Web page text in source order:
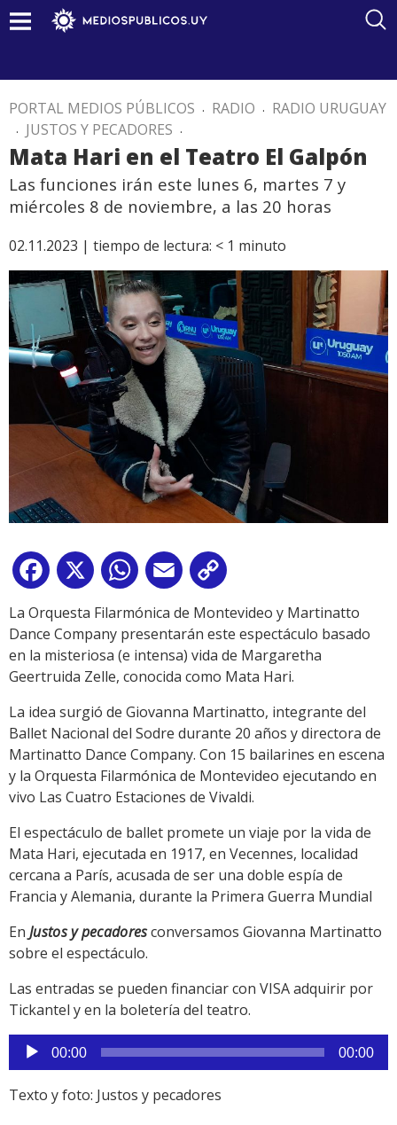
PORTAL MEDIOS PÚBLICOS . RADIO . RADIO URUGUAY
. JUSTOS Y PECADORES .
Mata Hari en el Teatro El Galpón
Las funciones irán este lunes 6, martes 7 y
miércoles 8 de noviembre, a las 20 horas
02.11.2023 | tiempo de lectura: < 1 minuto
Facebook
X WhatsApp
Email
Link
La Orquesta Filarmónica de Montevideo y Martinatto
Dance Company presentarán este espectáculo basado
en la misteriosa (e intensa) vida de Margaretha
Geertruida Zelle, conocida como Mata Hari.
La idea surgió de Giovanna Martinatto, integrante del
Ballet Nacional del Sodre durante 20 años y directora de
Martinatto Dance Company. Con 15 bailarines en escena
y la Orquesta Filarmónica de Montevideo ejecutando en
vivo Las Cuatro Estaciones de Vivaldi.
El espectáculo de ballet promete un viaje por la vida de
Mata Hari, ejecutada en 1917, en Vecennes, localidad
cercana a París, acusada de ser una doble espía de
Francia y Alemania, durante la Primera Guerra Mundial
En Justos y pecadoresconversamos Giovanna Martinatto
sobre el espectáculo.
Las entradas se pueden financiar con VISA adquirir por
Tickantel y en la boletería del teatro.
Reproductor
de
audio
00:00 00:00
Texto y foto: Justos y pecadores